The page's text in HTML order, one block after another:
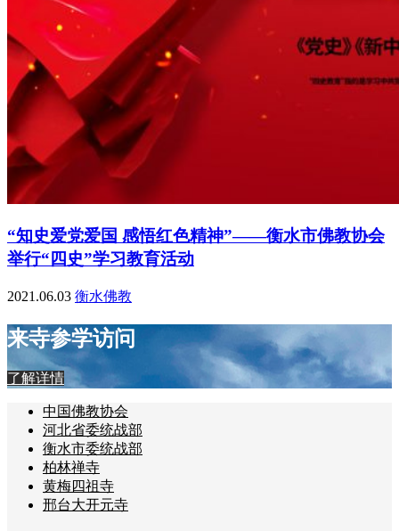
“知史爱党爱国 感悟红色精神”——衡水市佛教协会
举行“四史”学习教育活动
2021.06.03 衡水佛教
来寺参学访问
了解详情
中国佛教协会
河北省委统战部
衡水市委统战部
柏林禅寺
黄梅四祖寺
邢台大开元寺